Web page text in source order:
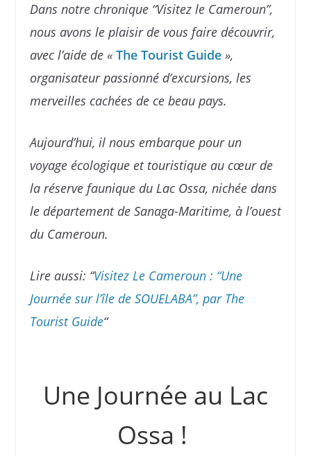
Dans notre chronique “Visitez le Cameroun”,
nous avons le plaisir de vous faire découvrir,
avec l’aide de « The Tourist Guide»,
organisateur passionné d’excursions, les
merveilles cachées de ce beau pays.
Aujourd’hui, il nous embarque pour un
voyage écologique et touristique au cœur de
la réserve faunique du Lac Ossa, nichée dans
le département de Sanaga-Maritime, à l’ouest
du Cameroun.
Lire aussi: “Visitez Le Cameroun : “Une
Journée sur l’île de SOUELABA”, par The
Tourist Guide“
Une Journée au Lac
Ossa !